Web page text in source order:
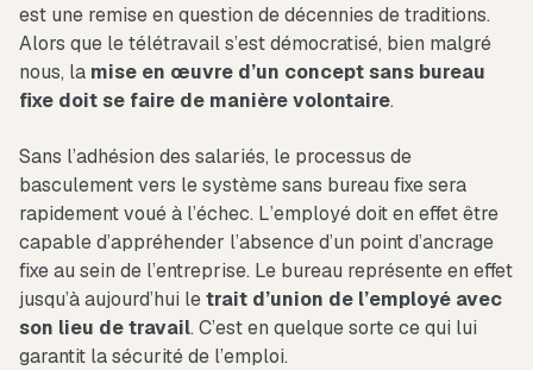
est une remise en question de décennies de traditions.
Alors que le télétravail s’est démocratisé, bien malgré
nous, la mise en œuvre d’un concept sans bureau
fixe doit se faire de manière volontaire.
Sans l’adhésion des salariés, le processus de
basculement vers le système sans bureau fixe sera
rapidement voué à l’échec. L’employé doit en effet être
capable d’appréhender l’absence d’un point d’ancrage
fixe au sein de l’entreprise. Le bureau représente en effet
jusqu’à aujourd’hui letrait d’union de l’employé avec
son lieu de travail. C’est en quelque sorte ce qui lui
garantit la sécurité de l’emploi.